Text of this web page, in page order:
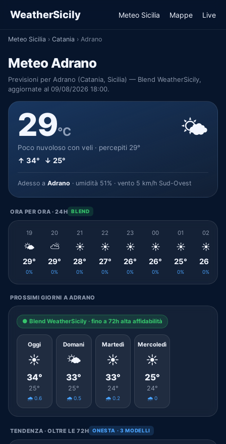
WeatherSicily Meteo Sicilia Mappe Live
Meteo Sicilia › Catania › Adrano
Meteo Adrano
Previsioni per Adrano (Catania, Sicilia) — Blend WeatherSicily,
aggiornate al 09/08/2026 18:00.
29°C
Poco nuvoloso con veli · percepiti 29°
↑ 34° ↓ 25°
🌤️
Adesso a Adrano · umidità 51% · vento 5 km/h Sud-Ovest
ORA PER ORA · 24H BLEND
19
🌤️
29°
0%
20
⛅
29°
0%
21
☀️
28°
0%
22
☀️
27°
0%
23
☀️
26°
0%
00
☀️
26°
0%
01
☀️
25°
0%
02
☀️
26°
0%
PROSSIMI GIORNI A ADRANO
● Blend WeatherSicily · fino a 72h alta affidabilità
Oggi
☀️
34°
25°
🌧️ 0.6
Domani
🌤️
33°
25°
🌧️ 0.5
Martedì
☀️
33°
24°
🌧️ 0.2
Mercoledì
☀️
25°
24°
🌧️ 0
TENDENZA · OLTRE LE 72H ONESTA · 3 MODELLI